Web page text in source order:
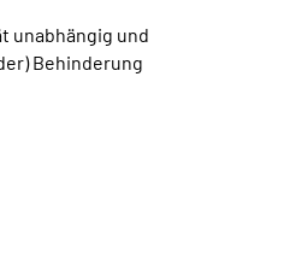
unabhängig und
Behinderung